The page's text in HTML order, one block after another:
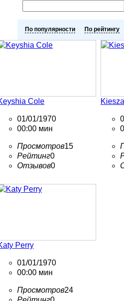
По популярности По рейтингу
Cole
01/01/1970
00:00 мин
Просмотров15
Рейтинг0
Отзывов0
Kiesza
Perry
01/01/1970
00:00 мин
Просмотров24